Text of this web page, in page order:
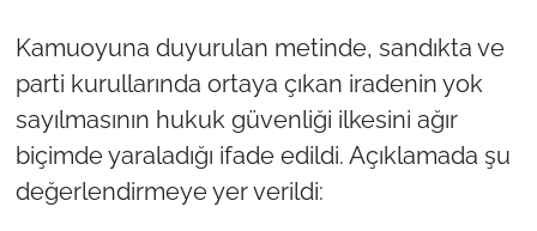
Kamuoyuna duyurulan metinde, sandıkta ve
parti kurullarında ortaya çıkan iradenin yok
sayılmasının hukuk güvenliği ilkesini ağır
biçimde yaraladığı ifade edildi. Açıklamada şu
değerlendirmeye yer verildi:
English News
Canlı Maç
Finans